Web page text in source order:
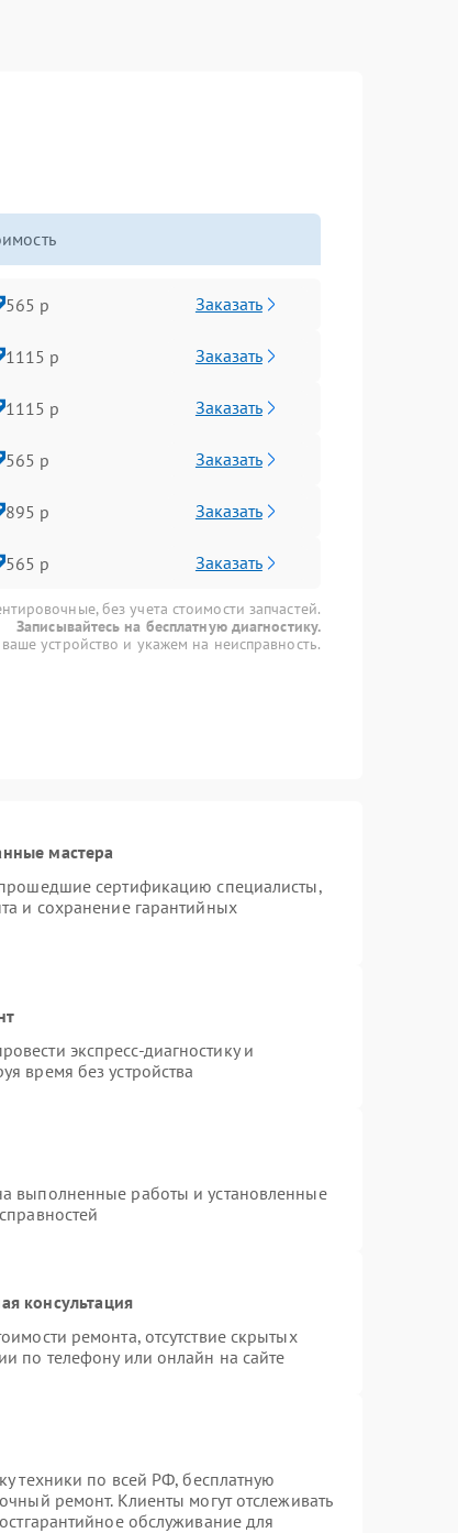
565 р Заказать
1115 р Заказать
1115 р Заказать
565 р Заказать
895 р Заказать
565 р Заказать
без учета стоимости запчастей.
Записывайтесь на бесплатную диагностику.
устройство и укажем на неисправность.
мастера
сертификацию специалисты,
и сохранение гарантийных
экспресс-диагностику и
время без устройства
выполненные работы и установленные
консультация
ремонта, отсутствие скрытых
по телефону или онлайн на сайте
техники по всей РФ, бесплатную
ремонт. Клиенты могут отслеживать
обслуживание для